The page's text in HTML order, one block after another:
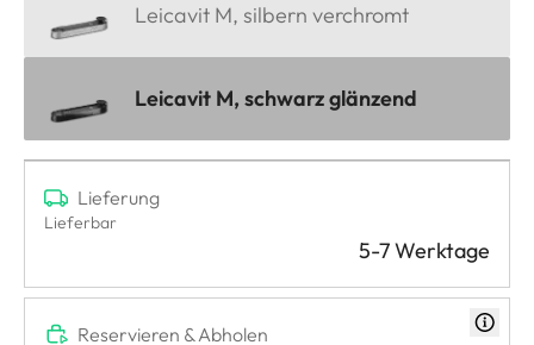
Leicavit M, silbern verchromt
Leicavit M, schwarz glänzend
Lieferung
Lieferbar
5-7 Werktage
Reservieren & Abholen